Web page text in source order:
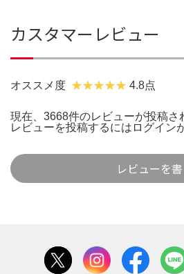
カスタマーレビュー
オススメ度 4.8点
現在、3668件のレビューが投稿さ
レビューを投稿するには ログイン
レビューを書